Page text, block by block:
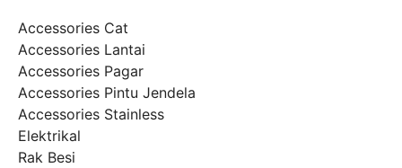
Accessories Cat
Accessories Lantai
Accessories Pagar
Accessories Pintu Jendela
Accessories Stainless
Elektrikal
Rak Besi